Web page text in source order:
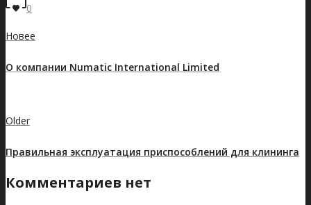
0
Новее
О компании Numatic International Limited
Older
Правильная эксплуатация приспособлений для клининга
Комментариев нет